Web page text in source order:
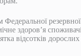
Федеральної
здоров’я
відсотків